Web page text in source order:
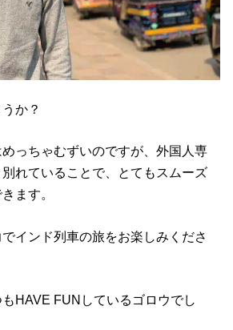
か？
っちゃむずいのですが、外国人専
れていることで、とてもスムーズ
ます。
インド列車の旅をお楽しみくださ
HAVE FUNしているゴロウでし